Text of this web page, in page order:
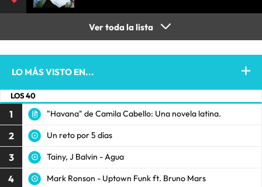
Ver toda la lista
LO MÁS VISTO EN...
LOS 40
1 "Havana" de Camila Cabello: Una novela latina.
2 Un reto por 5 días
3 Tainy, J Balvin - Agua
4 Mark Ronson - Uptown Funk ft. Bruno Mars